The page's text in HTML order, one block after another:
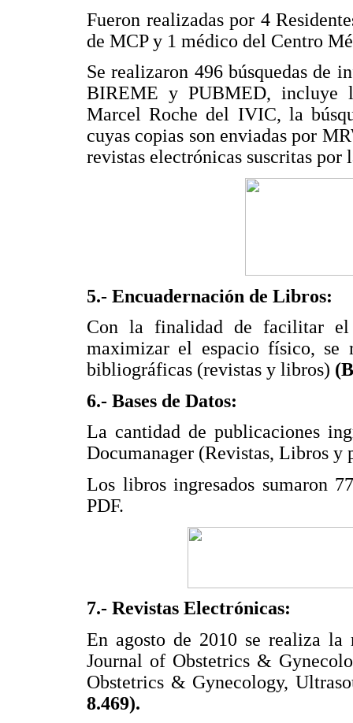
Fueron realizadas por 4
de MCP y 1 médico del Centro
Se realizaron 496 búsquedas de
BIREME y PUBMED, incluye
Marcel Roche del IVIC, la
cuyas copias son enviadas por
revistas electrónicas suscritas por
5.- Encuadernación de Libros:
Con la finalidad de facilitar el
maximizar el espacio físico, se
bibliográficas (revistas y libros)
6.- Bases de Datos:
La cantidad de publicaciones
Documanager (Revistas, Libros y
Los libros ingresados sumaron
PDF.
7.- Revistas Electrónicas:
En agosto de 2010 se realiza
Journal of Obstetrics &
Obstetrics & Gynecology,
8.469).